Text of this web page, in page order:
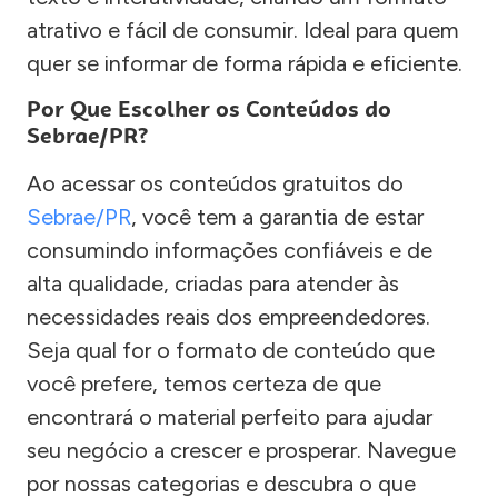
atrativo e fácil de consumir. Ideal para quem
quer se informar de forma rápida e eficiente.
Por Que Escolher os Conteúdos do
Sebrae/PR?
Ao acessar os conteúdos gratuitos do
Sebrae/PR, você tem a garantia de estar
consumindo informações confiáveis e de
alta qualidade, criadas para atender às
necessidades reais dos empreendedores.
Seja qual for o formato de conteúdo que
você prefere, temos certeza de que
encontrará o material perfeito para ajudar
seu negócio a crescer e prosperar. Navegue
por nossas categorias e descubra o que